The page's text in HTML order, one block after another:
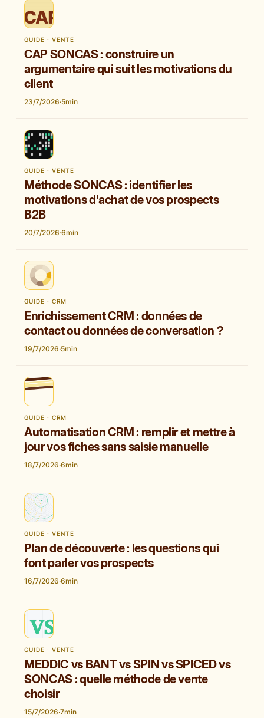
GUIDE · VENTE
CAP SONCAS : construire un
argumentaire qui suit les motivations du
client
23/7/2026·5min
GUIDE · VENTE
Méthode SONCAS : identifier les
motivations d'achat de vos prospects
B2B
20/7/2026·6min
GUIDE · CRM
Enrichissement CRM : données de
contact ou données de conversation ?
19/7/2026·5min
GUIDE · CRM
Automatisation CRM : remplir et mettre à
jour vos fiches sans saisie manuelle
18/7/2026·6min
GUIDE · VENTE
Plan de découverte : les questions qui
font parler vos prospects
16/7/2026·6min
GUIDE · VENTE
MEDDIC vs BANT vs SPIN vs SPICED vs
SONCAS : quelle méthode de vente
choisir
15/7/2026·7min